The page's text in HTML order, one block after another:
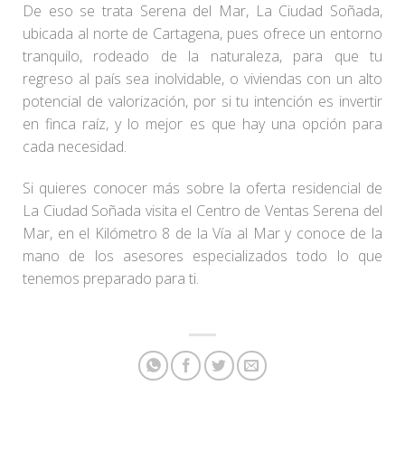
De eso se trata Serena del Mar, La Ciudad Soñada,
ubicada al norte de Cartagena, pues ofrece un entorno
tranquilo, rodeado de la naturaleza, para que tu
regreso al país sea inolvidable, o viviendas con un alto
potencial de valorización, por si tu intención es invertir
en finca raíz, y lo mejor es que hay una opción para
cada necesidad.
Si quieres conocer más sobre la oferta residencial de
La Ciudad Soñada visita el Centro de Ventas Serena del
Mar, en el Kilómetro 8 de la Vía al Mar y conoce de la
mano de los asesores especializados todo lo que
tenemos preparado para ti.